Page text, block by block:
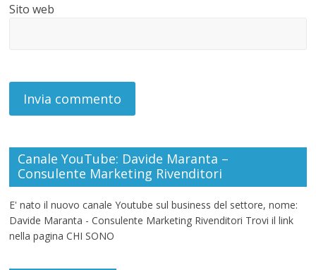
Sito web
Canale YouTube: Davide Maranta –
Consulente Marketing Rivenditori
E' nato il nuovo canale Youtube sul business del settore, nome:
Davide Maranta - Consulente Marketing Rivenditori Trovi il link
nella pagina CHI SONO